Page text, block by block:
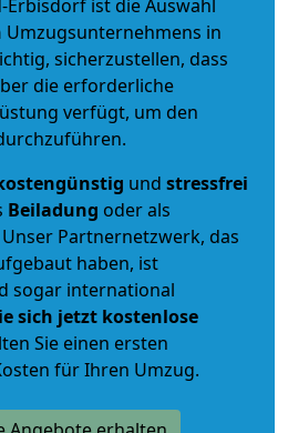
Erbisdorf ist die Auswahl
Umzugsunternehmens in
sicherzustellen, dass
die erforderliche
verfügt, um den
und stressfrei
Beiladung oder als
Unser Partnernetzwerk, das
haben, ist
sogar international
sich jetzt kostenlose
Sie einen ersten
für Ihren Umzug.